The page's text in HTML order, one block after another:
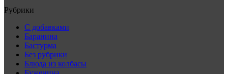
Рубрики
C добавками
Баранина
Бастурма
Без рубрики
Блюда из колбасы